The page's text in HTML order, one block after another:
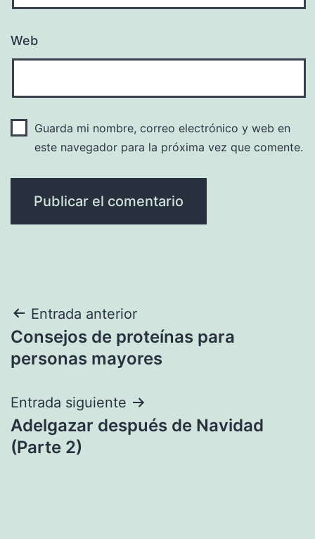
Web
Guarda mi nombre, correo electrónico y web en
este navegador para la próxima vez que comente.
Navegación
de
Entrada anterior
Consejos de proteínas para
personas mayores
Entrada siguiente
Adelgazar después de Navidad
(Parte 2)